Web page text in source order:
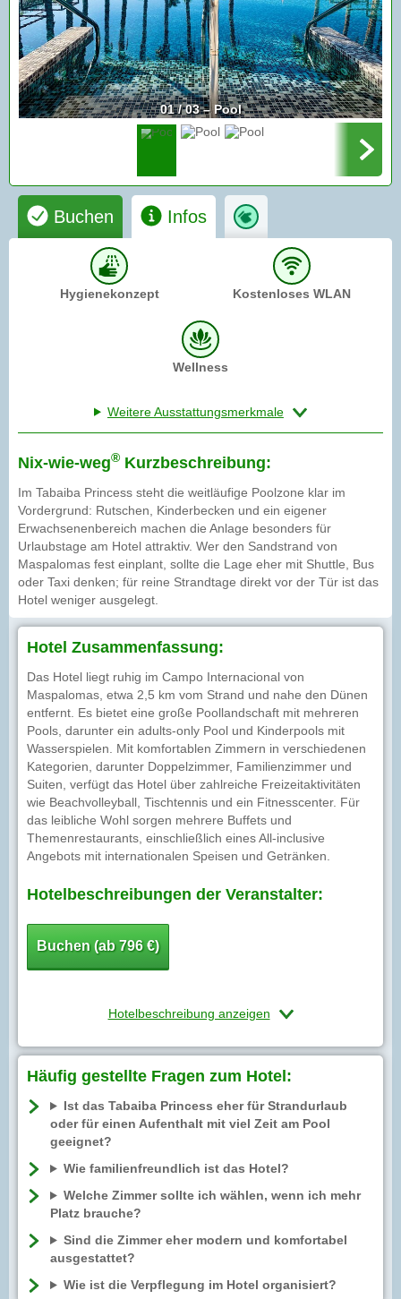
01 / 03 – Pool
Buchen Infos
Hygienekonzept Kostenloses WLAN
Wellness
Weitere Ausstattungsmerkmale
Nix-wie-weg® Kurzbeschreibung:
Im Tabaiba Princess steht die weitläufige Poolzone klar im
Vordergrund: Rutschen, Kinderbecken und ein eigener
Erwachsenenbereich machen die Anlage besonders für
Urlaubstage am Hotel attraktiv. Wer den Sandstrand von
Maspalomas fest einplant, sollte die Lage eher mit Shuttle, Bus
oder Taxi denken; für reine Strandtage direkt vor der Tür ist das
Hotel weniger ausgelegt.
Hotel Zusammenfassung:
Das Hotel liegt ruhig im Campo Internacional von
Maspalomas, etwa 2,5 km vom Strand und nahe den Dünen
entfernt. Es bietet eine große Poollandschaft mit mehreren
Pools, darunter ein adults-only Pool und Kinderpools mit
Wasserspielen. Mit komfortablen Zimmern in verschiedenen
Kategorien, darunter Doppelzimmer, Familienzimmer und
Suiten, verfügt das Hotel über zahlreiche Freizeitaktivitäten
wie Beachvolleyball, Tischtennis und ein Fitnesscenter. Für
das leibliche Wohl sorgen mehrere Buffets und
Themenrestaurants, einschließlich eines All-inclusive
Angebots mit internationalen Speisen und Getränken.
Hotelbeschreibungen der Veranstalter:
Buchen (ab 796 €)
Hotelbeschreibung anzeigen
Häufig gestellte Fragen zum Hotel:
Ist das Tabaiba Princess eher für Strandurlaub
oder für einen Aufenthalt mit viel Zeit am Pool
geeignet?
Wie familienfreundlich ist das Hotel?
Welche Zimmer sollte ich wählen, wenn ich mehr
Platz brauche?
Sind die Zimmer eher modern und komfortabel
ausgestattet?
Wie ist die Verpflegung im Hotel organisiert?